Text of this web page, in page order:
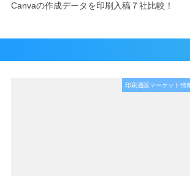
Canvaの作成データを印刷入稿７社比較！
印刷通販マーケット情